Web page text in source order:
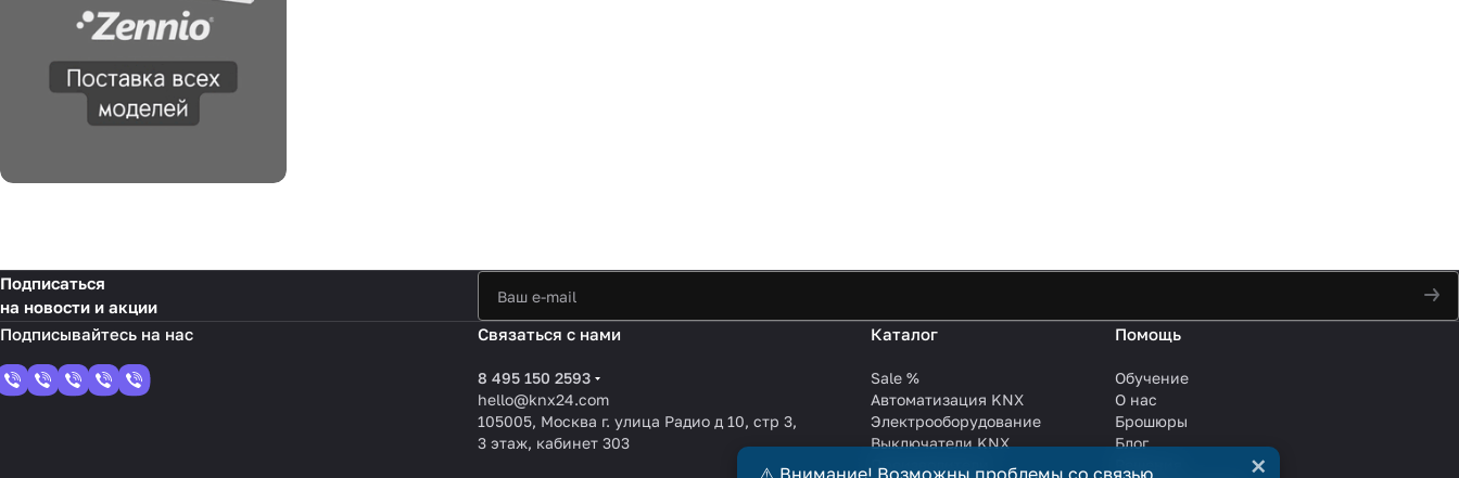
Подписаться
на новости и акции
Связаться с нами
8 495 150 2593
hello@knx24.com
105005, Москва г. улица Радио д 10, стр 3,
3 этаж, кабинет 303
Каталог
Sale %
Автоматизация KNX
Электрооборудование
Выключатели KNX
Производители
Помощь
Обучение
О нас
Брошюры
Блог
⚠️ Внимание! Возможны проблемы со связью ×